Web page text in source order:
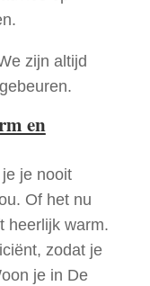
zijn altijd
en
je nooit
Of het nu
heerlijk warm.
zodat je
je in De